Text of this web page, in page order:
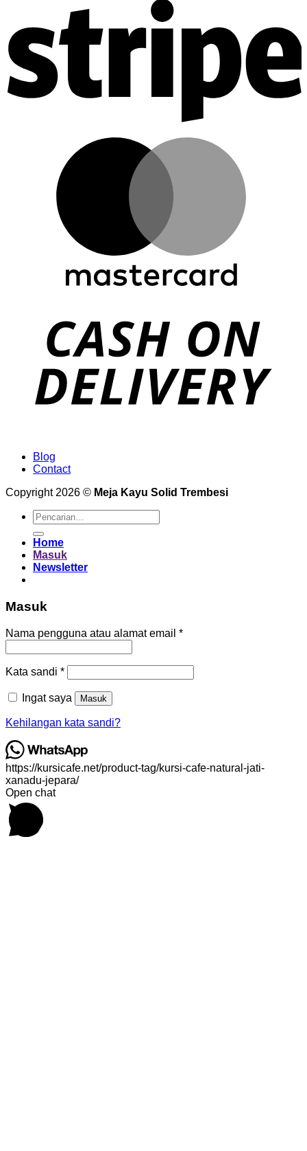
Blog
Contact
Copyright 2026 © Meja Kayu Solid Trembesi
Pencarian
untuk:
Home
Masuk
Newsletter
Masuk
Nama pengguna atau alamat email *Wajib
Kata sandi *Wajib
Ingat saya Masuk
Kehilangan kata sandi?
https://kursicafe.net/product-tag/kursi-cafe-natural-jati-
xanadu-jepara/
Open chat